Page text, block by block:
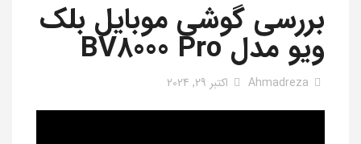
بررسی گوشی موبایل بلک
ویو مدل BV8000 Pro
Ahmadreza اکتبر 29, 2024